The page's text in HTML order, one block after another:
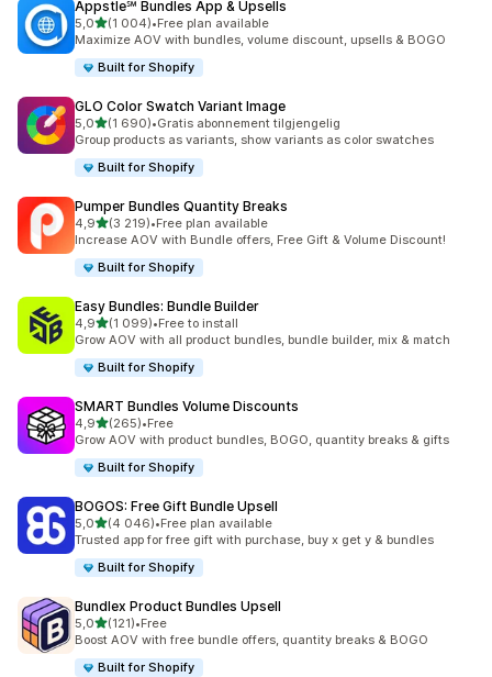
Appstle℠ Bundles App & Upsells
5,0av 5 stjerner
(1 004)
Totalt 1004 omtaler
•Free plan available
Maximize AOV with bundles, volume discount, upsells & BOGO
Built for Shopify
GLO Color Swatch Variant Image
5,0av 5 stjerner
(1 690)
Totalt 1690 omtaler
•Gratis abonnement tilgjengelig
Group products as variants, show variants as color swatches
Built for Shopify
Pumper Bundles Quantity Breaks
4,9av 5 stjerner
(3 219)
Totalt 3219 omtaler
•Free plan available
Increase AOV with Bundle offers, Free Gift & Volume Discount!
Built for Shopify
Easy Bundles: Bundle Builder
4,9av 5 stjerner
(1 099)
Totalt 1099 omtaler
•Free to install
Grow AOV with all product bundles, bundle builder, mix & match
Built for Shopify
SMART Bundles Volume Discounts
4,9av 5 stjerner
(265)
Totalt 265 omtaler
•Free
Grow AOV with product bundles, BOGO, quantity breaks & gifts
Built for Shopify
BOGOS: Free Gift Bundle Upsell
5,0av 5 stjerner
(4 046)
Totalt 4046 omtaler
•Free plan available
Trusted app for free gift with purchase, buy x get y & bundles
Built for Shopify
Bundlex Product Bundles Upsell
5,0av 5 stjerner
(121)
Totalt 121 omtaler
•Free
Boost AOV with free bundle offers, quantity breaks & BOGO
Built for Shopify